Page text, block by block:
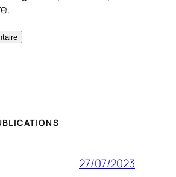
27/07/2023